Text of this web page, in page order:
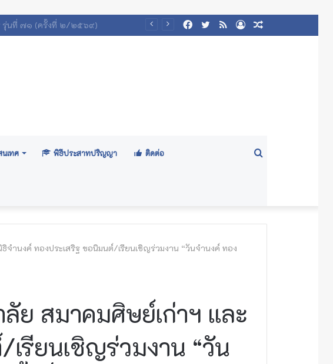
Log
RSS
Twitter
Facebook
เทศ พิธีประสาทปริญญา ติดต่อ
ำนงค์ ทองประเสริฐ ขอนิมนต์/เรียนเชิญร่วมงาน “วันจำนงค์ ทอง
ย สมาคมศิษย์เก่าฯ และ
รียนเชิญร่วมงาน “วัน